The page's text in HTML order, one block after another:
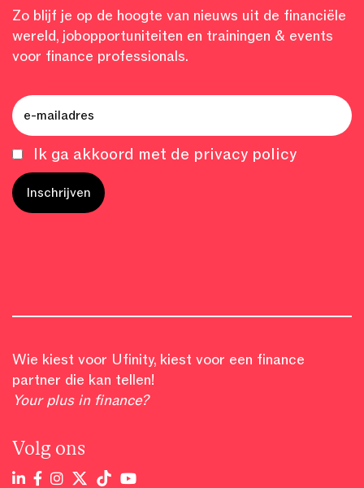
Zo blijf je op de hoogte van nieuws uit de financiële
wereld, jobopportuniteiten en trainingen & events
voor finance professionals.
Ik ga akkoord met de privacy policy
Wie kiest voor Ufinity, kiest voor een finance
partner die kan tellen!
Your plus in finance?
Volg ons